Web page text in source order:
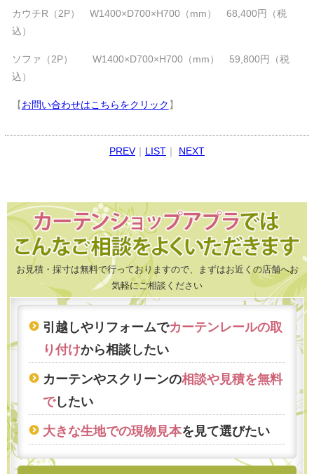
カウチR（2P） W1400×D700×H700（mm） 68,400円（税
込）
ソファ（2P） W1400×D700×H700（mm） 59,800円（税
込）
【お問い合わせはこちらをクリック 】
PREV｜ LIST｜ NEXT
お見積・採寸は無料で行っておりますので、まずはお近くの店舗へお
気軽にご相談ください
引越しやリフォームでカーテンレールの取
り付けから相談したい
カーテンやスクリーンの相談や見積を無料
でしたい
大きな生地での現物見本を見て選びたい